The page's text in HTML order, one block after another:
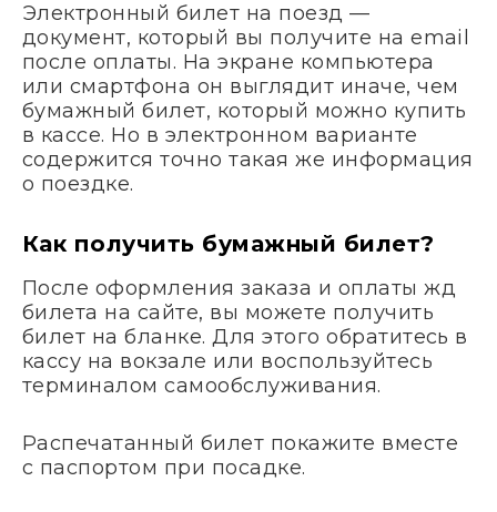
Электронный билет на поезд —
документ, который вы получите на email
после оплаты. На экране компьютера
или смартфона он выглядит иначе, чем
бумажный билет, который можно купить
в кассе. Но в электронном варианте
содержится точно такая же информация
о поездке.
Как получить бумажный билет?
После оформления заказа и оплаты жд
билета на сайте, вы можете получить
билет на бланке. Для этого обратитесь в
кассу на вокзале или воспользуйтесь
терминалом самообслуживания.
Распечатанный билет покажите вместе
с паспортом при посадке.